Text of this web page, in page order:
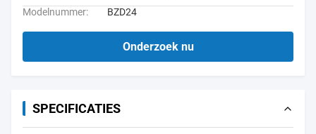
Modelnummer:
BZD24
Onderzoek nu
SPECIFICATIES